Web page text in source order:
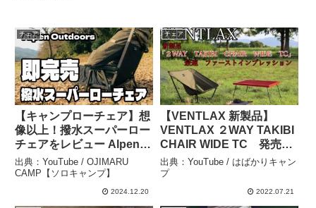
チェア
【キャンプローチェア】想
像以上！撥水スーパーロー
チェアをレビュー Alpen
Outdoors（アルペンアウ
トドアーズ） – OJIMARU
CAMP【ソロキャンプ】
出典：YouTube / OJIMARU
CAMP【ソロキャンプ】
2024.12.20
チェア
【VENTLAX 新製品】
VENTLAX ２WAY TAKIBI
CHAIR WIDE TC 発売と
同時に最速レビュー！期待
のキャンプチェアの座り心
地はどうなのよ？【ファー
出典：YouTube / はばかりキャン
プ
2022.07.21